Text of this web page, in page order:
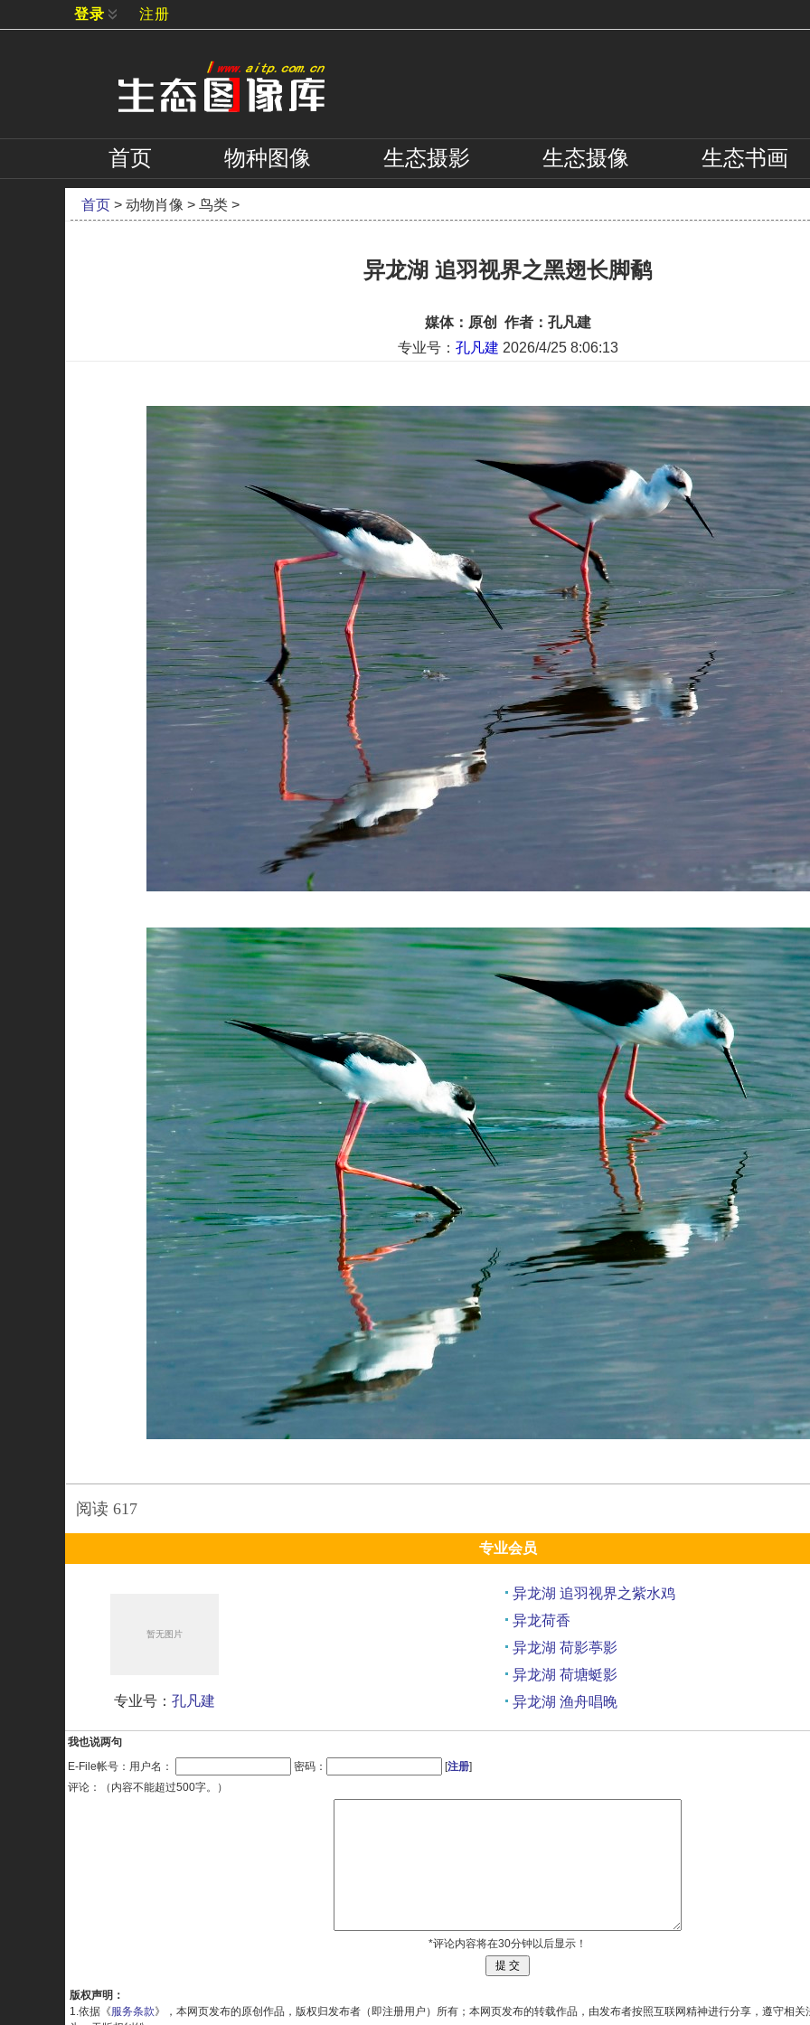
登录 注册
首页 物种图像 生态摄影 生态摄像 生态书画
首页 > 动物肖像 > 鸟类 >
异龙湖 追羽视界之黑翅长脚鹬
媒体：原创 作者：孔凡建
专业号： 孔凡建 2026/4/25 8:06:13
阅读 617
专业会员
专业号： 孔凡建
异龙湖 追羽视界之紫水鸡
异龙荷香
异龙湖 荷影葶影
异龙湖 荷塘蜓影
异龙湖 渔舟唱晚
异龙湖 追羽视界之水雉
我也说两句
E-File帐号：用户名：
密码： [注册]
评论：（内容不能超过500字。）
*评论内容将在30分钟以后显示！
版权声明：
1.依据《服务条款》，本网页发布的原创作品，版权归发布者（即注册用户）所有；本网页发布的转载作品，由发布者按照互联网精神进行分享，遵守相